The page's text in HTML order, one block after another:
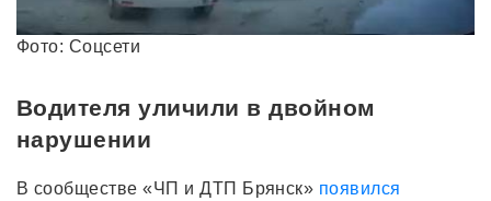
Фото: Соцсети
Водителя уличили в двойном
нарушении
В сообществе «ЧП и ДТП Брянск» появился